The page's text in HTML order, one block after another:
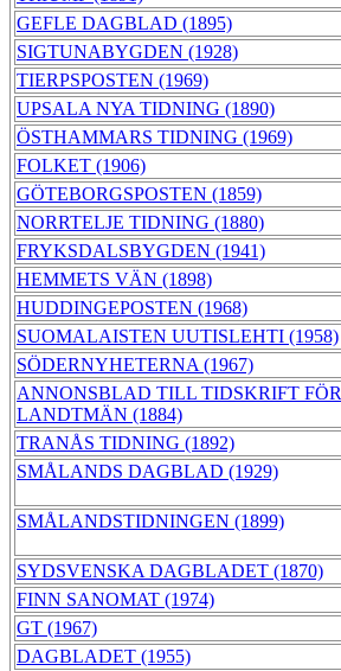
GEFLE DAGBLAD (1895)
SIGTUNABYGDEN (1928)
TIERPSPOSTEN (1969)
UPSALA NYA TIDNING (1890)
ÖSTHAMMARS TIDNING (1969)
FOLKET (1906)
GÖTEBORGSPOSTEN (1859)
NORRTELJE TIDNING (1880)
FRYKSDALSBYGDEN (1941)
HEMMETS VÄN (1898)
HUDDINGEPOSTEN (1968)
SUOMALAISTEN UUTISLEHTI (1958)
SÖDERNYHETERNA (1967)
ANNONSBLAD TILL TIDSKRIFT FÖR
LANDTMÄN (1884)
TRANÅS TIDNING (1892)
SMÅLANDS DAGBLAD (1929)
SMÅLANDSTIDNINGEN (1899)
SYDSVENSKA DAGBLADET (1870)
FINN SANOMAT (1974)
GT (1967)
DAGBLADET (1955)